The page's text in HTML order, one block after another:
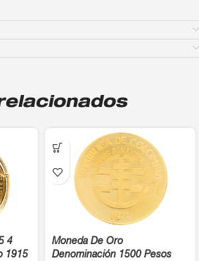
4
1915
Moneda De Oro
Denominación 1500 Pesos